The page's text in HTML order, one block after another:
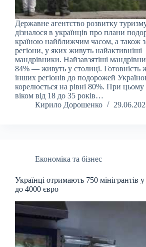
Державне агентство розвитку
дізналося в українців про плани
країною найближчим часом, а також
регіони, у яких живуть найактивніші
мандрівники. Найзавзятіші
84% — живуть у столиці. Готовність
інших регіонів до подорожей
корелюється на рівні 80%. При цьому
віком від 18 до 35 років…
Кирило Дорошенко
Економіка та бізнес
Українці отримають 750 мінігрантів у
до 4000 євро